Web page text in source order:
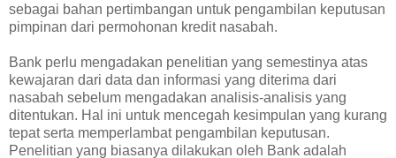
sebagai bahan pertimbangan untuk pengambilan keputusan
pimpinan dari permohonan kredit nasabah.
Bank perlu mengadakan penelitian yang semestinya atas
kewajaran dari data dan informasi yang diterima dari
nasabah sebelum mengadakan analisis-analisis yang
ditentukan. Hal ini untuk mencegah kesimpulan yang kurang
tepat serta memperlambat pengambilan keputusan.
Penelitian yang biasanya dilakukan oleh Bank adalah